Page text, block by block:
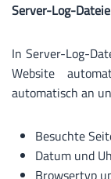
Server-Log-
In Server-Log-
Website
automatisch an
Besuchte
Datum und
Browsertyp